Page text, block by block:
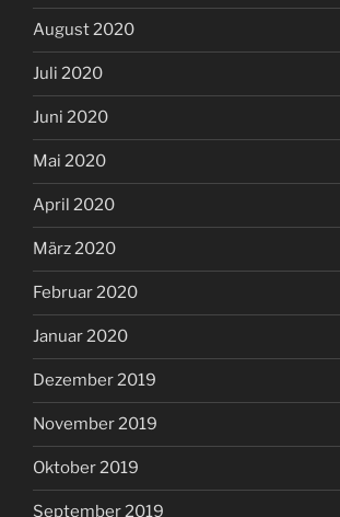
August 2020
Juli 2020
Juni 2020
Mai 2020
April 2020
März 2020
Februar 2020
Januar 2020
Dezember 2019
November 2019
Oktober 2019
September 2019